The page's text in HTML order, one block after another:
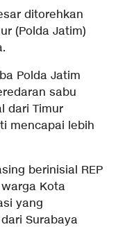
ditorehkan
(Polda Jatim)
Polda Jatim
sabu
dari Timur
mencapai lebih
berinisial REP
Kota
yang
Surabaya